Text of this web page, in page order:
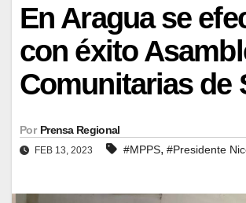
En Aragua se
con éxito
Comunitarias de
Por Prensa Regional
FEB 13, 2023 #MPPS, #Presidente